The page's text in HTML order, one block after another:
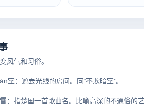
风气和习俗。
室：遮去光线的房间。同“不欺暗室”。